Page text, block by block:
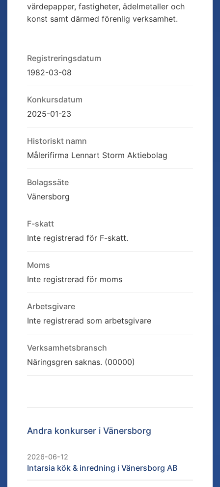
värdepapper, fastigheter, ädelmetaller och
konst samt därmed förenlig verksamhet.
Registreringsdatum
1982-03-08
Konkursdatum
2025-01-23
Historiskt namn
Målerifirma Lennart Storm Aktiebolag
Bolagssäte
Vänersborg
F-skatt
Inte registrerad för F-skatt.
Moms
Inte registrerad för moms
Arbetsgivare
Inte registrerad som arbetsgivare
Verksamhetsbransch
Näringsgren saknas. (00000)
Andra konkurser i Vänersborg
2026-06-12
Intarsia kök & inredning i Vänersborg AB